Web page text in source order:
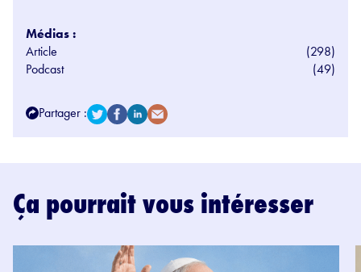
Médias :
Article
(298)
Podcast
(49)
Partager :
Ça pourrait vous intéresser